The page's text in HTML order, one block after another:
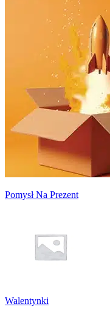
Pomysł Na Prezent
Walentynki